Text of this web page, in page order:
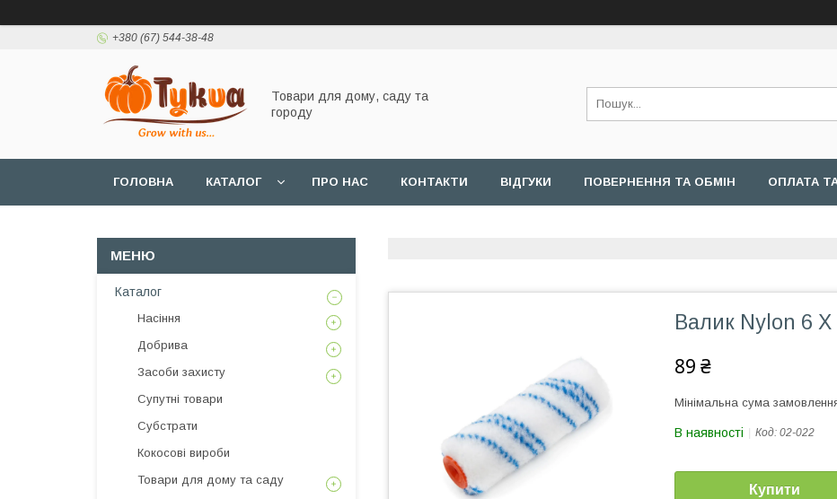
+380 (67) 544-38-48
Товари для дому, саду та
городу
ГОЛОВНА КАТАЛОГ ПРО НАС КОНТАКТИ ВІДГУКИ ПОВЕРНЕННЯ ТА ОБМІН ОПЛАТА
Валик Nylon 6
89 ₴
Мінімальна сума
В наявності Код: 02-022
Купити
Каталог
Насіння
Добрива
Засоби захисту
Супутні товари
Субстрати
Кокосові вироби
Товари для дому та саду